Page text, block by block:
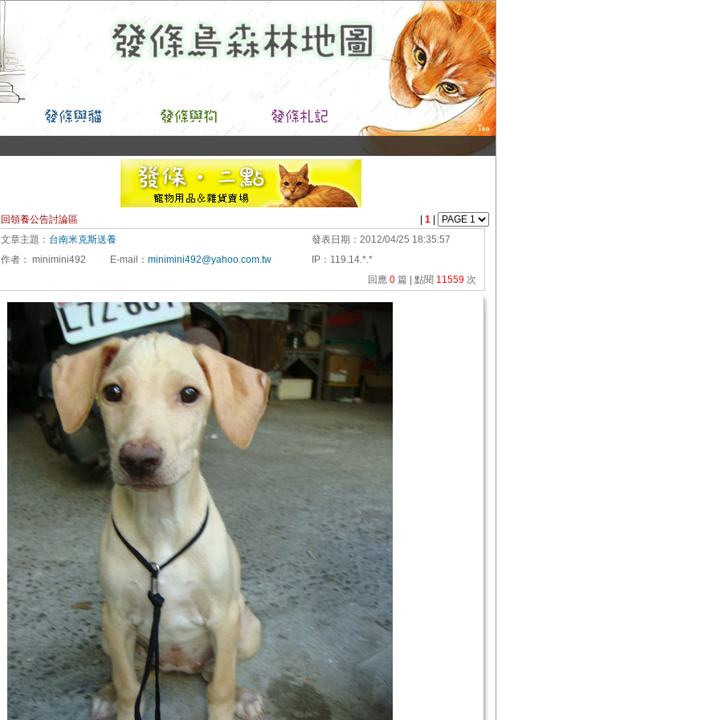
回領養公告討論區 1
文章主題： 台南米克斯送養 發表日期： 2012/04/25 18:35:57
作者： minimini492 E-mail ： minimini492@yahoo.com.tw IP ： 119.14.*.*
回應 0 篇 | 點閱 11559 次